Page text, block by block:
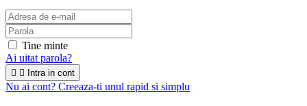
Tine minte
Ai uitat parola?
  Intra in cont
Nu ai cont? Creeaza-ti unul rapid si simplu